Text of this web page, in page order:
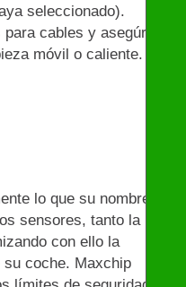
seleccionado).
cables y asegúrese
móvil o caliente.
lo que su nombre
sensores, tanto la
con ello la
coche. Maxchip